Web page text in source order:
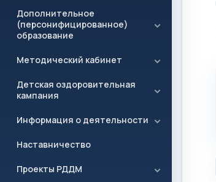
Дополнительное
(персонифицированное)
образование
Методический кабинет
Детская оздоровительная
кампания
Информация о деятельности
Наставничество
Проекты РДДМ